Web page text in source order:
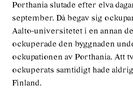
Porthania slutade efter elva
september. Då begav sig
Aalto-universitetet i en annan
ockuperade den byggnaden
ockupationen av Porthania. Att
ockuperats samtidigt hade
Finland.